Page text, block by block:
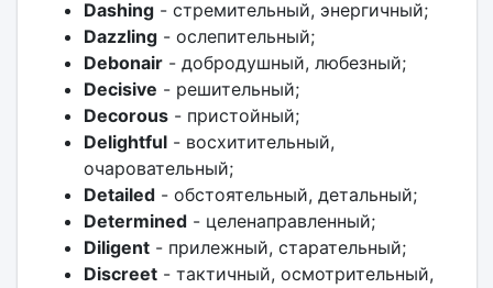
Dashing- стремительный, энергичный;
Dazzling- ослепительный;
Debonair- добродушный, любезный;
Decisive - решительный;
Decorous- пристойный;
Delightful- восхитительный,
очаровательный;
Detailed- обстоятельный, детальный;
Determined- целенаправленный;
Diligent- прилежный, старательный;
Discreet- тактичный, осмотрительный,